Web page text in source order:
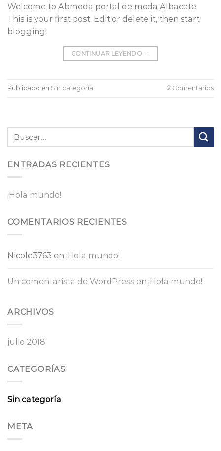
Welcome to Abmoda portal de moda Albacete.
This is your first post. Edit or delete it, then start
blogging!
CONTINUAR LEYENDO →
Publicado en Sin categoría 2 Comentarios
ENTRADAS RECIENTES
¡Hola mundo!
COMENTARIOS RECIENTES
Nicole3763 en ¡Hola mundo!
Un comentarista de WordPress en ¡Hola mundo!
ARCHIVOS
julio 2018
CATEGORÍAS
Sin categoría
META